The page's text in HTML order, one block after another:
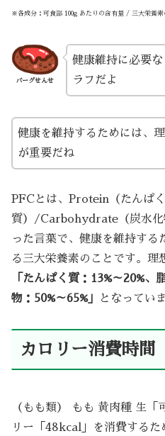
※各成分：可食部 100g あたりの含有量 / 三大栄養素
バーグせんせ
健康維持に必要な
ラフだよ
健康を維持するためには、
が重要だね
PFCとは、Protein（たんぱ
質）/Carbohydrate（炭水化
った言葉で、健康を維持する
る三大栄養素のことです。理
「たんぱく質：13%～20%、
物：50%～65%」
となってい
カロリー消費時間
（もも類） もも 黄肉種 生「
リー「48kcal」を消費するた